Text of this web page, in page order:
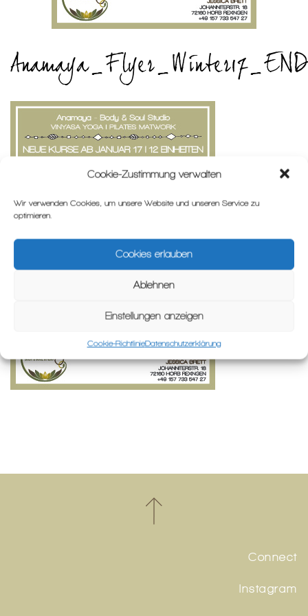
Cookie-Zustimmung verwalten
Wir verwenden Cookies, um unsere Website und unseren Service zu
optimieren.
Cookies erlauben
Ablehnen
Einstellungen anzeigen
Cookie-RichtlinieDatenschutzerklärung
Connect
Instagram